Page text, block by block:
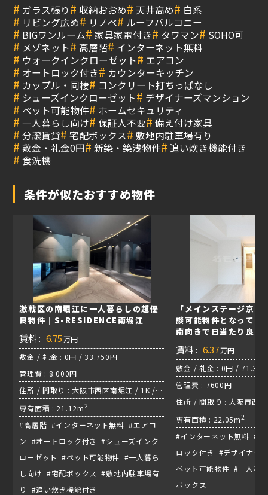
# ガラス張り# 収納おおめ# 天井高め# 白系
# リビング広め# リノベ# ルーフバルコニー
# BIGワンルーム# 家具家電付き# タワマン# SOHO可
# メゾネット# 高層階# インターネット無料
# ウォークインクローゼット# エアコン
# オートロック付き# カウンターキッチン
# カップル・同棲# コンクリート打ちっぱなし
# シューズインクローゼット# デザイナーズマンション
# ペット可能物件# ホームセキュリティ
# 一人暮らし向け# 保証人不要# 備え付け家具
# 分譲賃貸# 宅配ボックス# 敷地内駐車場有り
# 敷金・礼金0円# 新築・築浅物件# 追い炊き機能付き
# 食洗機
条件が似たおすすめ物件
激戦区の南堀江に一人暮らしの超優
良物件｜S-RESIDENCE南堀江
賃料 : 6.75 万円
敷金 / 礼金 : 0円 / 33.750円
管理費 : 8.000円
住所 / 間取り : 大阪市西区南堀江 / 1K /
長堀鶴見緑地線『西大橋駅』
専有面積 : 21.12m2
#高層階 #インターネット無料 #エアコ
ン #オートロック付き #シューズインク
ローゼット #ペット可能物件 #一人暮ら
し向け #宅配ボックス #敷地内駐車場有
り #追い炊き機能付き
「メインステージ京町
談可能物件となってお
南向きで日当たり良好
賃料 : 6.37万円
敷金 / 礼金 : 0円 / 71.300
管理費 : 7600円
住所 / 間取り : 大阪市西
専有面積 : 22.05m2
#インターネット無料 #
ロック付き #デザイナー
ペット可能物件 #一人暮
ボックス